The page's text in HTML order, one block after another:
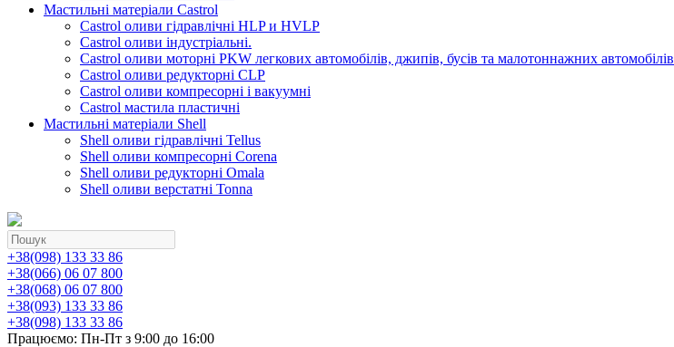
Мастильні матеріали Castrol
Castrol оливи гідравлічні HLP и HVLP
Castrol оливи індустріальні.
Castrol оливи моторні PKW легкових автомобілів, джипів, бусів та малотоннажних автомобілів
Castrol оливи редукторні CLP
Castrol оливи компресорні і вакуумні
Castrol мастила пластичні
Мастильні матеріали Shell
Shell оливи гідравлічні Tellus
Shell оливи компресорні Corena
Shell оливи редукторні Omala
Shell оливи верстатні Tonna
+38(098) 133 33 86
+38(066) 06 07 800
+38(068) 06 07 800
+38(093) 133 33 86
+38(098) 133 33 86
Працюємо: Пн-Пт з 9:00 до 16:00